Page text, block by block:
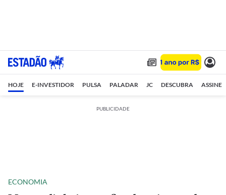
HOJE E-INVESTIDOR PULSA PALADAR JC DESCUBRA ASSINE
PUBLICIDADE
ECONOMIA